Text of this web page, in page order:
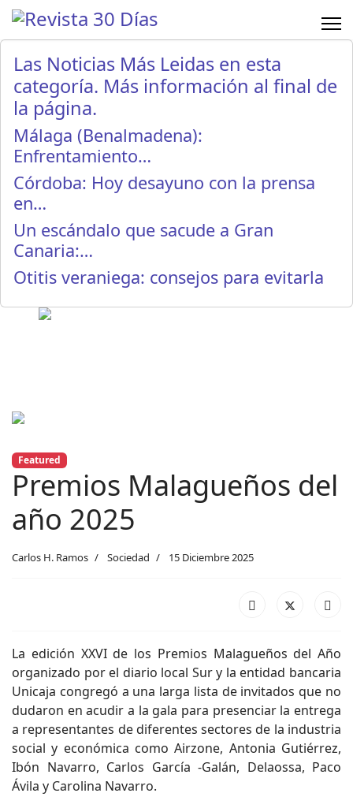
Las Noticias Más Leidas en esta
categoría. Más información al final de
la página.
Málaga (Benalmadena):
Enfrentamiento…
Córdoba: Hoy desayuno con la prensa
en…
Un escándalo que sacude a Gran
Canaria:…
Otitis veraniega: consejos para evitarla
Featured
Premios Malagueños del
año 2025
Carlos H. Ramos Sociedad 15 Diciembre 2025
La edición XXVI de los Premios Malagueños del Año
organizado por el diario local Sur y la entidad bancaria
Unicaja congregó a una larga lista de invitados que no
dudaron en acudir a la gala para presenciar la entrega
a representantes de diferentes sectores de la industria
social y económica como Airzone, Antonia Gutiérrez,
Ibón Navarro, Carlos García -Galán, Delaossa, Paco
Ávila y Carolina Navarro.